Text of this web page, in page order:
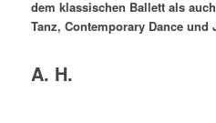
dem klassischen Ballett als
Tanz, Contemporary Dance und
A. H.